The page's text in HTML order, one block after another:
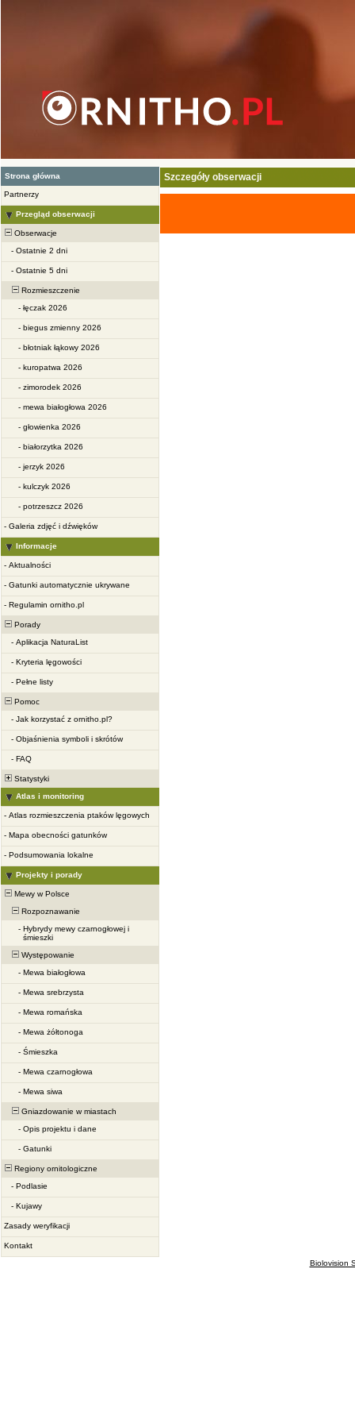
Strona główna
Partnerzy
Przegląd obserwacji
Obserwacje
- Ostatnie 2 dni
- Ostatnie 5 dni
Rozmieszczenie
- łęczak 2026
- biegus zmienny 2026
- błotniak łąkowy 2026
- kuropatwa 2026
- zimorodek 2026
- mewa białogłowa 2026
- głowienka 2026
- białorzytka 2026
- jerzyk 2026
- kulczyk 2026
- potrzeszcz 2026
- Galeria zdjęć i dźwięków
Informacje
- Aktualności
- Gatunki automatycznie ukrywane
- Regulamin ornitho.pl
Porady
- Aplikacja NaturaList
- Kryteria lęgowości
- Pełne listy
Pomoc
- Jak korzystać z ornitho.pl?
- Objaśnienia symboli i skrótów
- FAQ
Statystyki
Atlas i monitoring
- Atlas rozmieszczenia ptaków lęgowych
- Mapa obecności gatunków
- Podsumowania lokalne
Projekty i porady
Mewy w Polsce
Rozpoznawanie
- Hybrydy mewy czarnogłowej i
śmieszki
Występowanie
- Mewa białogłowa
- Mewa srebrzysta
- Mewa romańska
- Mewa żółtonoga
- Śmieszka
- Mewa czarnogłowa
- Mewa siwa
Gniazdowanie w miastach
- Opis projektu i dane
- Gatunki
Regiony ornitologiczne
- Podlasie
- Kujawy
Zasady weryfikacji
Kontakt
Szczegóły obserwacji
Biolovision